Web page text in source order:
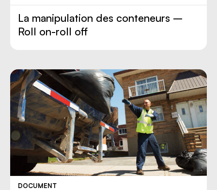
La manipulation des conteneurs –
Roll on-roll off
DOCUMENT